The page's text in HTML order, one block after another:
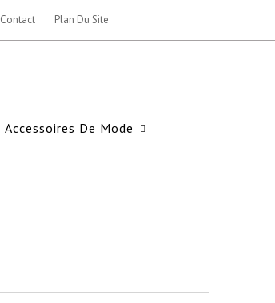
Contact Plan Du Site
Accessoires De Mode